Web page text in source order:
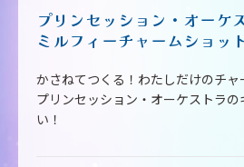
プリンセッション・オーケ
ミルフィーチャームショッ
かさねてつくる！わたしだけのチャ
プリンセッション・オーケストラ
い！